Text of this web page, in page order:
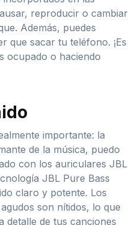
reproducir o cambiar
Además, puedes
que sacar tu teléfono. ¡Es
ocupado o haciendo
importante: la
de la música, puedo
con los auriculares JBL
JBL Pure Bass
claro y potente. Los
son nítidos, lo que
detalle de tus canciones